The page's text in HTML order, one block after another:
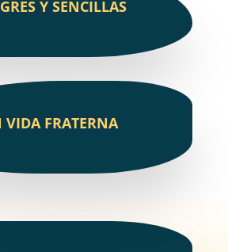
Y SENCILLAS
VIDA FRATERNA